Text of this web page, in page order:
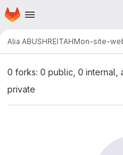
Passer au contenu principal
Page d'accueil
Alia ABUSHREITAHMon-site-
0 forks: 0 public, 0 internal,
private